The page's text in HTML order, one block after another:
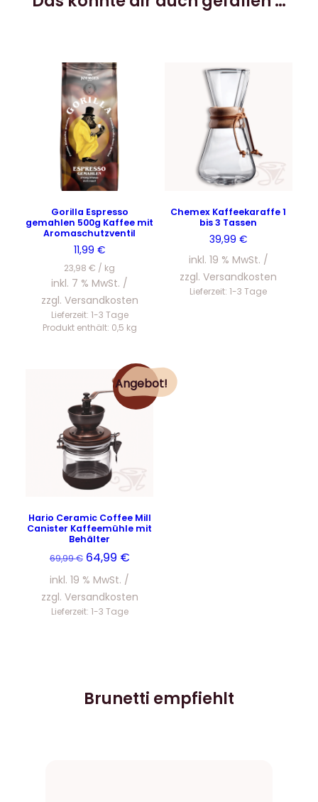
Gorilla Espresso
gemahlen 500g Kaffee mit
Aromaschutzventil
11,99 €
23,98€ / kg
inkl. 7 % MwSt.
zzgl. Versandkosten
Lieferzeit: 1-3 Tage
Produkt enthält: 0,5 kg
Chemex Kaffeekaraffe 1
bis 3 Tassen
39,99 €
inkl. 19 % MwSt.
zzgl.Versandkosten
Lieferzeit:1-3 Tage
Angebot!
Hario Ceramic Coffee Mill
Canister Kaffeemühle mit
Behälter
69,99€ Ursprünglicher
war:
69,99 €
64,99 €Aktueller
64,99 €.
inkl. 19 % MwSt.
zzgl. Versandkosten
Lieferzeit: 1-3 Tage
Brunetti empfiehlt